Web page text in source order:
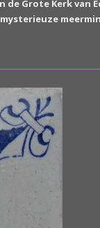
Grote Kerk van